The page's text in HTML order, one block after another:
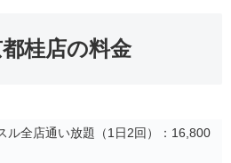
桂店の料金
ル全店通い放題（1日2回）：16,800